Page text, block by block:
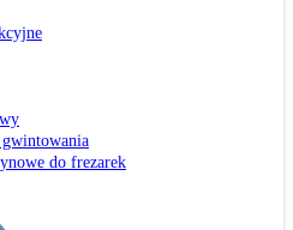
do frezarek